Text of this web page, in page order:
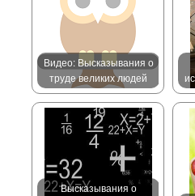
Видео: Высказывания о
труде великих людей
Высказывания о